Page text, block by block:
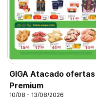
GIGA Atacado ofertas
Premium
10/08 - 13/08/2026